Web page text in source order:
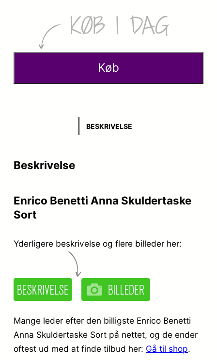
l
i
v
r
k
r
2
e
p
s
k
.
1
4
9
,
9
Køb
BESKRIVELSE
Beskrivelse
Enrico Benetti Anna Skuldertaske
Sort
Yderligere beskrivelse og flere billeder her:
Mange leder efter den billigste Enrico Benetti
Anna Skuldertaske Sort på nettet, og de ender
oftest ud med at finde tilbud her: Gå til shop.